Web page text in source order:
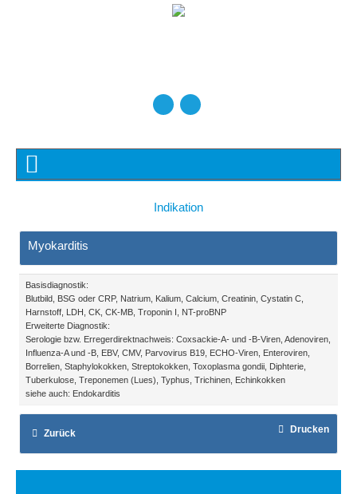
Indikation
Myokarditis
Basisdiagnostik:
Blutbild, BSG oder CRP, Natrium, Kalium, Calcium, Creatinin, Cystatin C,
Harnstoff, LDH, CK, CK-MB, Troponin I, NT-proBNP
Erweiterte Diagnostik:
Serologie bzw. Erregerdirektnachweis: Coxsackie-A- und -B-Viren, Adenoviren,
Influenza-A und -B, EBV, CMV, Parvovirus B19, ECHO-Viren, Enteroviren,
Borrelien, Staphylokokken, Streptokokken, Toxoplasma gondii, Diphterie,
Tuberkulose, Treponemen (Lues), Typhus, Trichinen, Echinkokken
siehe auch: Endokarditis
Zurück Drucken